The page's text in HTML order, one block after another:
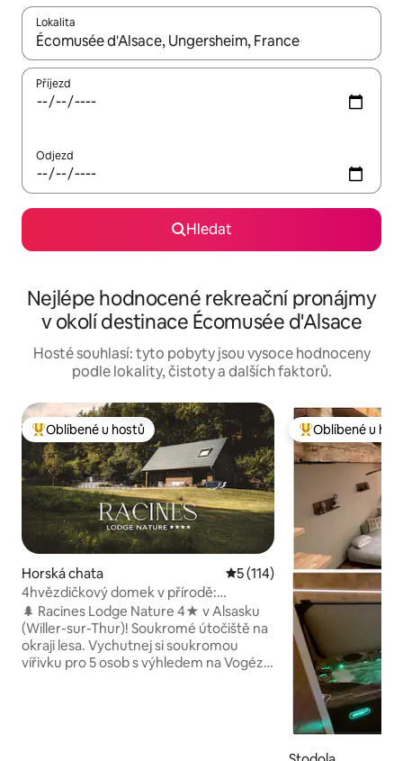
Lokalita
Až budou výsledky k dispozici, můžeš si je procházet pomocí
Příjezd
Odjezd
Hledat
Nejlépe hodnocené rekreační pronájmy
v okolí destinace Écomusée d'Alsace
Hosté souhlasí: tyto pobyty jsou vysoce hodnoceny
podle lokality, čistoty a dalších faktorů.
Nejlepší v kategorii Oblíbené u hostů
Oblíbené u hostů
Horská chata Průměrné hodnocení 5 z 5,
5 (114)
4hvězdičkový domek v přírodě:
soukromá vířivka a výhled do lesa
🌲 Racines Lodge Nature 4★ v Alsasku
(Willer-sur-Thur)! Soukromé útočiště na
okraji lesa. Vychutnej si soukromou
vířivku pro 5 osob s výhledem na Vogézy
Nejlepší v
Oblíbené u